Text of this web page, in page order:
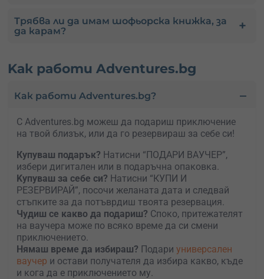
Трябва ли да имам шофьорска книжка, за
да карам?
Kак работи Adventures.bg
Как работи Adventures.bg?
С Adventures.bg можеш да подариш приключение
на твой близък, или да го резервираш за себе си!
Купуваш подарък? Натисни “ПОДАРИ ВАУЧЕР”,
избери дигитален или в подаръчна опаковка.
Kупуваш за себе си? Натисни “КУПИ И
РЕЗЕРВИРАЙ”, посочи желаната дата и следвай
стъпките за да потъврдиш твоята резервация.
Чудиш се какво да подариш? Споко, притежателят
на ваучера може по всяко време да си смени
приключението.
Нямаш време да избираш? Подари универсален
ваучер и остави получателя да избира какво, къде
и кога да е приключението му.